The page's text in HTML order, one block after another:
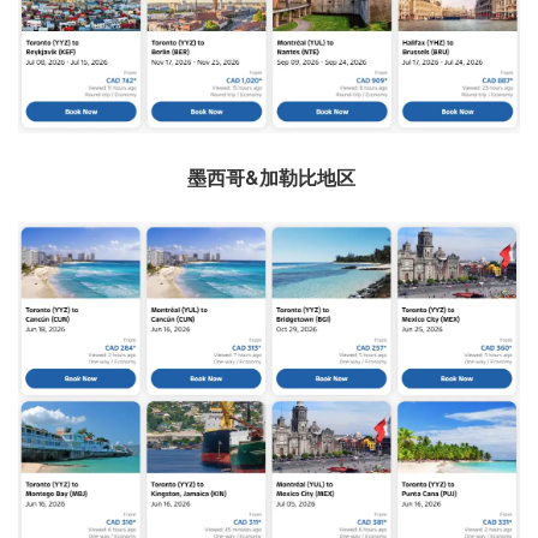
墨西哥&加勒比地区